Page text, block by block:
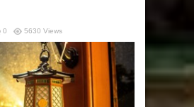
0 5630 Views